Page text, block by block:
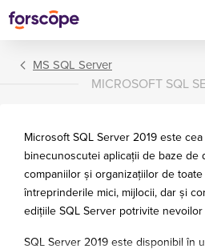
MS SQL Server
MICROSOFT SQL
Microsoft SQL Server 2019 este
binecunoscutei aplicații de baze de
companiilor și organizațiilor de
întreprinderile mici, mijlocii, dar și
edițiile SQL Server potrivite nevoilor
SQL Server 2019 este disponibil în